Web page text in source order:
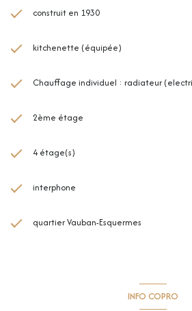
construit en 1930
kitchenette (équipée)
Chauffage individuel : radiateur
2ème étage
4 étage(s)
interphone
quartier Vauban-Esquermes
INFO COPRO